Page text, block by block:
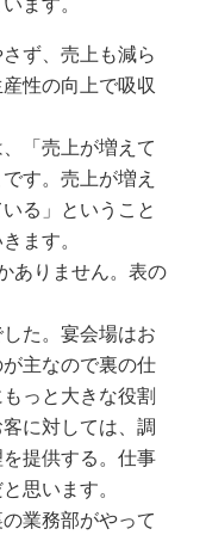
ます。
ず、売上も減ら
性の向上で吸収
「売上が増えて
す。売上が増え
る」ということ
ます。
ありません。表の
た。宴会場はお
主なので裏の仕
っと大きな役割
に対しては、調
提供する。仕事
思います。
業務部がやって